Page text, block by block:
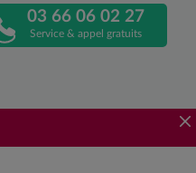
03 66 06 02 27
Service & appel gratuits
de 3 euros 92.